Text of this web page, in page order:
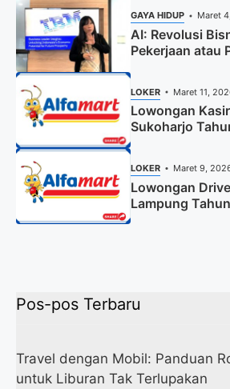
GAYA HIDUP Maret
AI: Revolusi
Pekerjaan atau
LOKER Maret 11,
Lowongan
Sukoharjo
LOKER Maret 9,
Lowongan
Lampung
Sekarang)
Pos-pos Terbaru
Travel dengan Mobil: Panduan
untuk Liburan Tak Terlupakan